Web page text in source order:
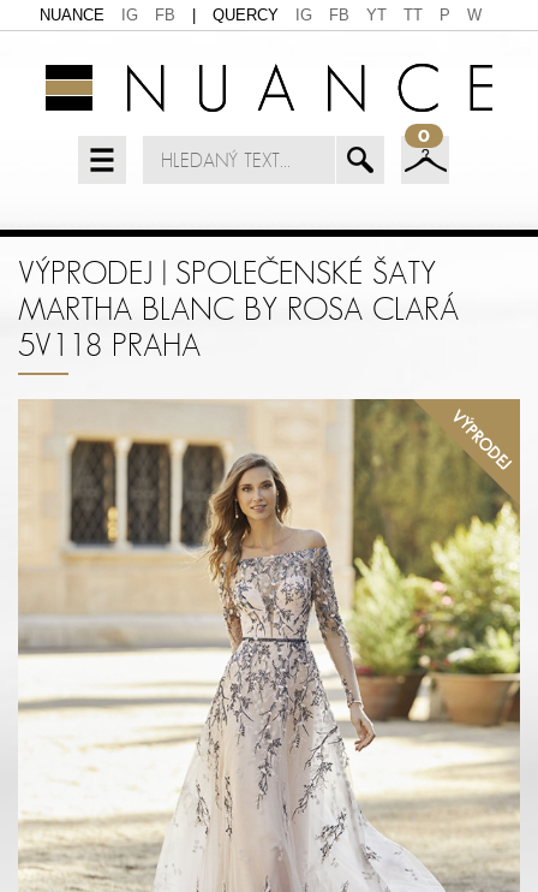
NUANCE IG FB QUERCY IG FB YT TT P W
0
VÝPRODEJ | SPOLEČENSKÉ ŠATY
MARTHA BLANC BY ROSA CLARÁ
5V118 PRAHA